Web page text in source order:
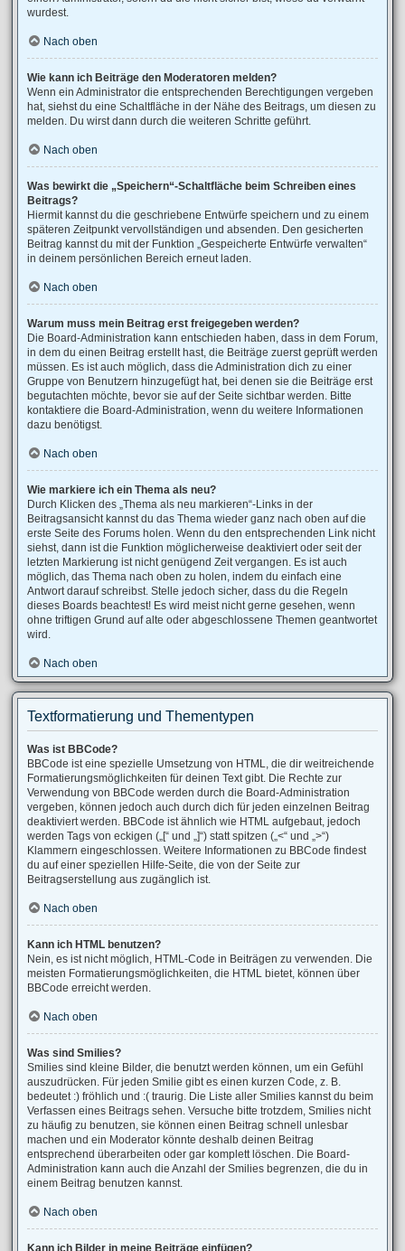
wurdest.
Nach oben
Wie kann ich Beiträge den Moderatoren melden?
Wenn ein Administrator die entsprechenden Berechtigungen vergeben
hat, siehst du eine Schaltfläche in der Nähe des Beitrags, um diesen zu
melden. Du wirst dann durch die weiteren Schritte geführt.
Nach oben
Was bewirkt die „Speichern“-Schaltfläche beim Schreiben eines
Beitrags?
Hiermit kannst du die geschriebene Entwürfe speichern und zu einem
späteren Zeitpunkt vervollständigen und absenden. Den gesicherten
Beitrag kannst du mit der Funktion „Gespeicherte Entwürfe verwalten“
in deinem persönlichen Bereich erneut laden.
Nach oben
Warum muss mein Beitrag erst freigegeben werden?
Die Board-Administration kann entschieden haben, dass in dem Forum,
in dem du einen Beitrag erstellt hast, die Beiträge zuerst geprüft werden
müssen. Es ist auch möglich, dass die Administration dich zu einer
Gruppe von Benutzern hinzugefügt hat, bei denen sie die Beiträge erst
begutachten möchte, bevor sie auf der Seite sichtbar werden. Bitte
kontaktiere die Board-Administration, wenn du weitere Informationen
dazu benötigst.
Nach oben
Wie markiere ich ein Thema als neu?
Durch Klicken des „Thema als neu markieren“-Links in der
Beitragsansicht kannst du das Thema wieder ganz nach oben auf die
erste Seite des Forums holen. Wenn du den entsprechenden Link nicht
siehst, dann ist die Funktion möglicherweise deaktiviert oder seit der
letzten Markierung ist nicht genügend Zeit vergangen. Es ist auch
möglich, das Thema nach oben zu holen, indem du einfach eine
Antwort darauf schreibst. Stelle jedoch sicher, dass du die Regeln
dieses Boards beachtest! Es wird meist nicht gerne gesehen, wenn
ohne triftigen Grund auf alte oder abgeschlossene Themen geantwortet
wird.
Nach oben
Textformatierung und Thementypen
Was ist BBCode?
BBCode ist eine spezielle Umsetzung von HTML, die dir weitreichende
Formatierungsmöglichkeiten für deinen Text gibt. Die Rechte zur
Verwendung von BBCode werden durch die Board-Administration
vergeben, können jedoch auch durch dich für jeden einzelnen Beitrag
deaktiviert werden. BBCode ist ähnlich wie HTML aufgebaut, jedoch
werden Tags von eckigen („[“ und „]“) statt spitzen („<“ und „>“)
Klammern eingeschlossen. Weitere Informationen zu BBCode findest
du auf einer speziellen Hilfe-Seite, die von der Seite zur
Beitragserstellung aus zugänglich ist.
Nach oben
Kann ich HTML benutzen?
Nein, es ist nicht möglich, HTML-Code in Beiträgen zu verwenden. Die
meisten Formatierungsmöglichkeiten, die HTML bietet, können über
BBCode erreicht werden.
Nach oben
Was sind Smilies?
Smilies sind kleine Bilder, die benutzt werden können, um ein Gefühl
auszudrücken. Für jeden Smilie gibt es einen kurzen Code, z. B.
bedeutet :) fröhlich und :( traurig. Die Liste aller Smilies kannst du beim
Verfassen eines Beitrags sehen. Versuche bitte trotzdem, Smilies nicht
zu häufig zu benutzen, sie können einen Beitrag schnell unlesbar
machen und ein Moderator könnte deshalb deinen Beitrag
entsprechend überarbeiten oder gar komplett löschen. Die Board-
Administration kann auch die Anzahl der Smilies begrenzen, die du in
einem Beitrag benutzen kannst.
Nach oben
Kann ich Bilder in meine Beiträge einfügen?